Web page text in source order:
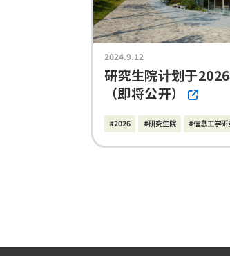
2024.9.12
研究生院计划于
（即将公开）
#2026 #研究生院 #信息工学研